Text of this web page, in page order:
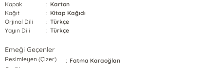
Kapak
: Karton
Kağıt
: Kitap Kağıdı
Orjinal Dili
: Türkçe
Yayın Dili
: Türkçe
Emeği Geçenler
Resimleyen (Çizer) : Fatma Karaoğlan